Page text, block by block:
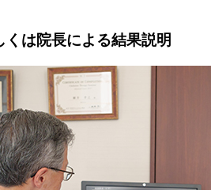
は院長による結果説明